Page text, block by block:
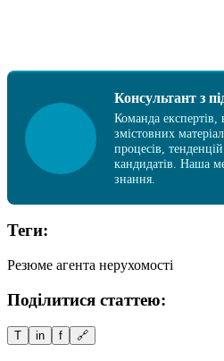
Консультант з
Команда експертів,
змістовних
процесів,
кандидатів. Наша
знання.
Теги:
Резюме агента нерухомості
Поділитися статтею:
T in f 🔗